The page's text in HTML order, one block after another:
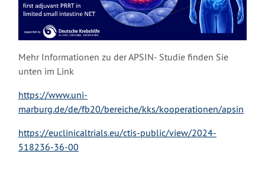
Mehr Informationen zu der APSIN- Studie finden Sie
unten im Link
https://www.uni-
marburg.de/de/fb20/bereiche/kks/kooperationen/apsin
https://euclinicaltrials.eu/ctis-public/view/2024-
518236-36-00